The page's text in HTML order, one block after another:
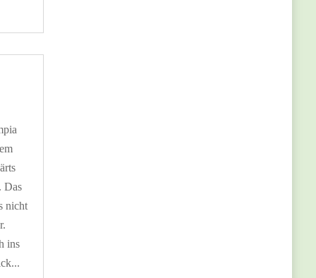
Das
nicht
ins